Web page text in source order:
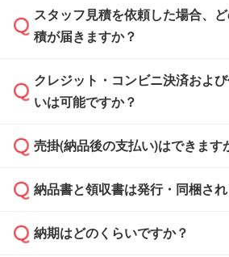
可能です。見積・注文フォーム
まま進む』ボタンからお進みの
スタッフ見積を依頼した場合、
積が届きますか？
通常、翌営業日までにお送りし
雑状況によっては、お時間をい
依頼いただいた場合は、翌営業
クレジット・コンビニ決済およ
いは可能ですか？
銀行振込のみのご対応となりま
売掛(納品後の支払い)はできます
基本的には先入金をお願いして
どの場合は、月末締め翌月末払
納品書と領収書は発行・同梱さ
納品書・領収書は ご依頼をいた
納期はどのくらいですか？